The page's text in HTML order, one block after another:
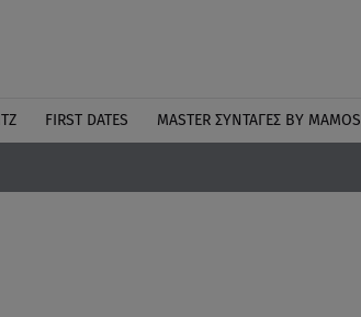
FIRST DATES MASTER ΣΥΝΤΑΓΈΣ BY MAMOS